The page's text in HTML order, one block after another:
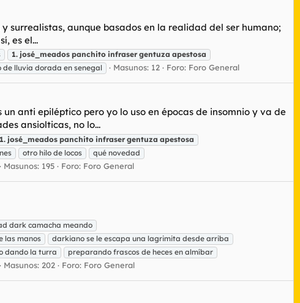
surrealistas, aunque basados en la realidad del ser humano;
es el...
1. josé_meados panchito infraser gentuza apestosa
lluvia dorada en senegal Masunos: 12 Foro: Foro General
anti epiléptico pero yo lo uso en épocas de insomnio y va de
ansiolticas, no lo...
1. josé_meados panchito infraser gentuza apestosa
otro hilo de locos
qué novedad
Masunos: 195 Foro: Foro General
dark camacha meando
las manos
darkiano se le escapa una lagrimita desde arriba
dando la turra
preparando frascos de heces en almíbar
Masunos: 202 Foro: Foro General